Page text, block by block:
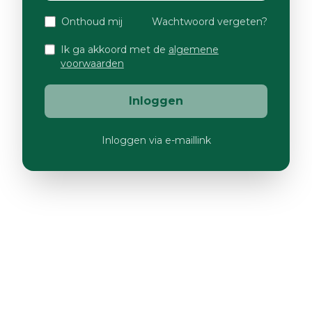
Onthoud mij Wachtwoord vergeten?
Ik ga akkoord met de algemene
voorwaarden
Inloggen
Inloggen via e-maillink